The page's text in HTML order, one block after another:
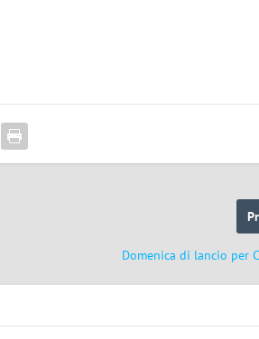
Domenica di lancio per